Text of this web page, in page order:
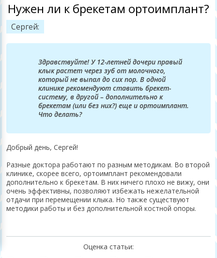
Нужен ли к брекетам ортоимплант?
Сергей:
Здравствуйте! У 12-летней дочери правый
клык растет через зуб от молочного,
который не выпал до сих пор. В одной
клинике рекомендуют ставить брекет-
систему, в другой – дополнительно к
брекетам (или без них?) еще и ортоимплант.
Что делать?
Добрый день, Сергей!
Разные доктора работают по разным методикам. Во второй
клинике, скорее всего, ортоимплант рекомендовали
дополнительно к брекетам. В них ничего плохо не вижу, они
очень эффективны, позволяют избежать нежелательной
отдачи при перемещении клыка. Но также существуют
методики работы и без дополнительной костной опоры.
Оценка статьи: